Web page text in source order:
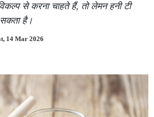
से करना चाहते हैं, तो लेमन हनी टी
है।
14 Mar 2026